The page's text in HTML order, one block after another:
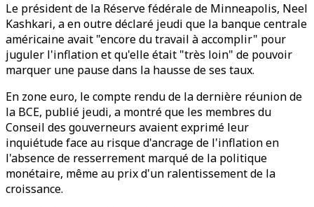
Le président de la Réserve fédérale de Minneapolis, Neel
Kashkari, a en outre déclaré jeudi que la banque centrale
américaine avait "encore du travail à accomplir" pour
juguler l'inflation et qu'elle était "très loin" de pouvoir
marquer une pause dans la hausse de ses taux.
En zone euro, le compte rendu de la dernière réunion de
la BCE, publié jeudi, a montré que les membres du
Conseil des gouverneurs avaient exprimé leur
inquiétude face au risque d'ancrage de l'inflation en
l'absence de resserrement marqué de la politique
monétaire, même au prix d'un ralentissement de la
croissance.